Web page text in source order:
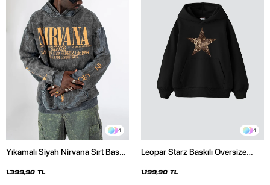
4
Yıkamalı Siyah Nirvana Sırt Baskılı
1.399,90 TL
4
Leopar Starz Baskılı Oversize
1.199,90 TL